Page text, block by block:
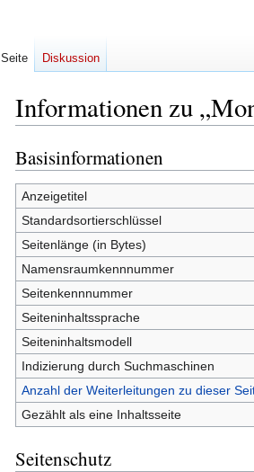
Informationen zu
Zur
Navigation
springen
Zur
Suche
springen
Basisinformationen
Anzeigetitel
Standardsortierschlüssel
Seitenlänge (in Bytes)
Namensraumkennnummer
Seitenkennnummer
Seiteninhaltssprache
Seiteninhaltsmodell
Indizierung durch Suchmaschinen
Anzahl der Weiterleitungen zu dieser
Gezählt als eine Inhaltsseite
Seitenschutz
Seite Diskussion